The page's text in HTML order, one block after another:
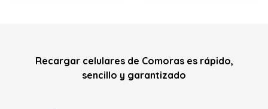
Recargar celulares de Comoras es rápido,
sencillo y garantizado